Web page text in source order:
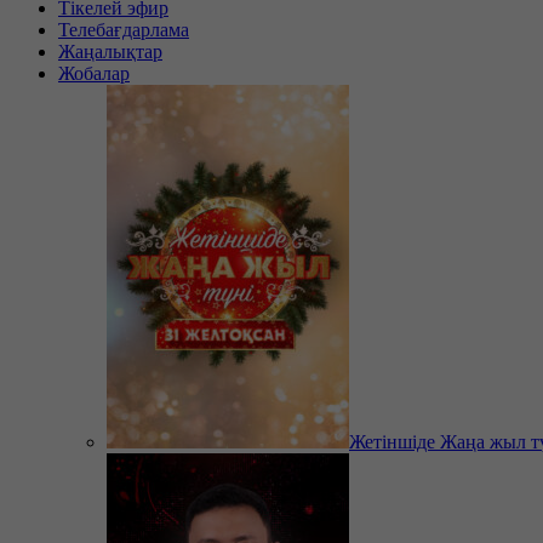
Тікелей эфир
Телебағдарлама
Жаңалықтар
Жобалар
Жетіншіде Жаңа жыл